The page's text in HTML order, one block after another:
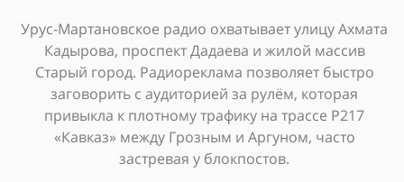
Урус-Мартановское радио охватывает улицу Ахмата
Кадырова, проспект Дадаева и жилой массив
Старый город. Радиореклама позволяет быстро
заговорить с аудиторией за рулём, которая
привыкла к плотному трафику на трассе Р217
«Кавказ» между Грозным и Аргуном, часто
застревая у блокпостов.